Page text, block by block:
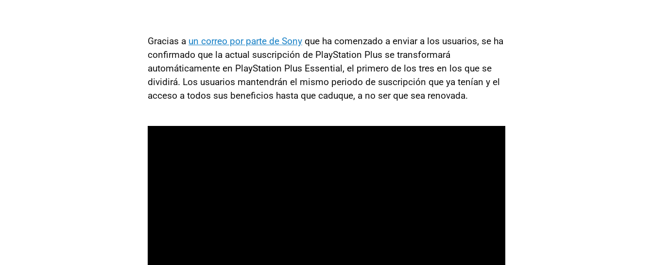
Gracias a un correo por parte de Sony que ha comenzado a enviar a los usuarios, se ha
confirmado que la actual suscripción de PlayStation Plus se transformará
automáticamente en PlayStation Plus Essential, el primero de los tres en los que se
dividirá. Los usuarios mantendrán el mismo periodo de suscripción que ya tenían y el
acceso a todos sus beneficios hasta que caduque, a no ser que sea renovada.